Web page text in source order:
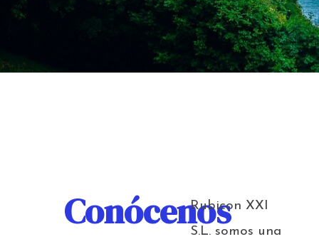
Conócenos
Rubicon XXI
S.L. somos una